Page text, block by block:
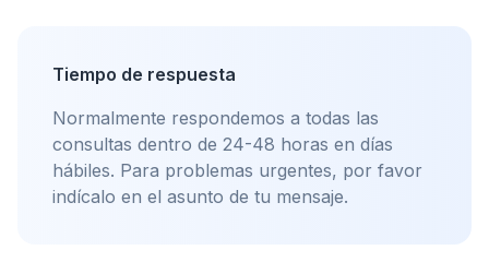
Tiempo de respuesta
Normalmente respondemos a todas las
consultas dentro de 24-48 horas en días
hábiles. Para problemas urgentes, por favor
indícalo en el asunto de tu mensaje.
Prefetch inteligente y reglas de caché reducen
los tiempos de carga en todas las webs.
Bloquea anuncios y rastreadores